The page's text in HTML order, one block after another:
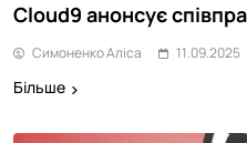
Cloud9 анонсує
Симоненко Аліса 11.09.2025
Більше